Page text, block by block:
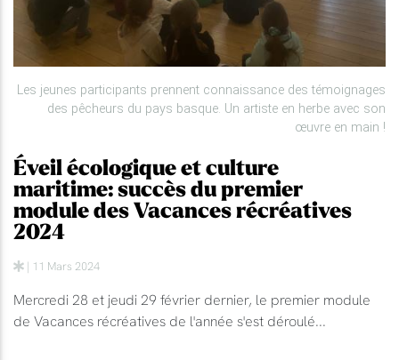
Les jeunes participants prennent connaissance des témoignages
des pêcheurs du pays basque. Un artiste en herbe avec son
œuvre en main !
Éveil écologique et culture
maritime: succès du premier
module des Vacances récréatives
2024
| 11 Mars 2024
Mercredi 28 et jeudi 29 février dernier, le premier module
de Vacances récréatives de l'année s'est déroulé...